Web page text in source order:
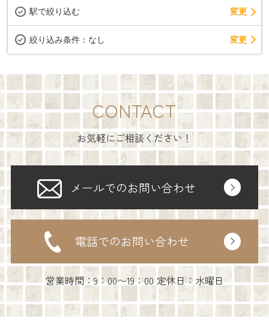
駅で絞り込む 変更
絞り込み条件： なし 変更
CONTACT
お気軽にご相談ください！
メールでのお問い合わせ
電話でのお問い合わせ
営業時間：9：00〜19：00 定休日：水曜日